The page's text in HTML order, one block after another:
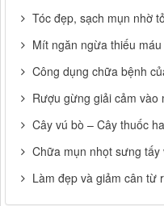
Tóc đẹp, sạch mụn nhờ
Mít ngăn ngừa thiếu
Công dụng chữa bệnh
Rượu gừng giải cảm vào
Cây vú bò – Cây thuốc
Chữa mụn nhọt sưng tấy
Làm đẹp và giảm cân từ